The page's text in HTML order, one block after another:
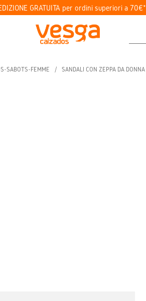
GRATUITA per ordini superiori a 70€*
SABOTS-FEMME SANDALI CON ZEPPA DA DONNA